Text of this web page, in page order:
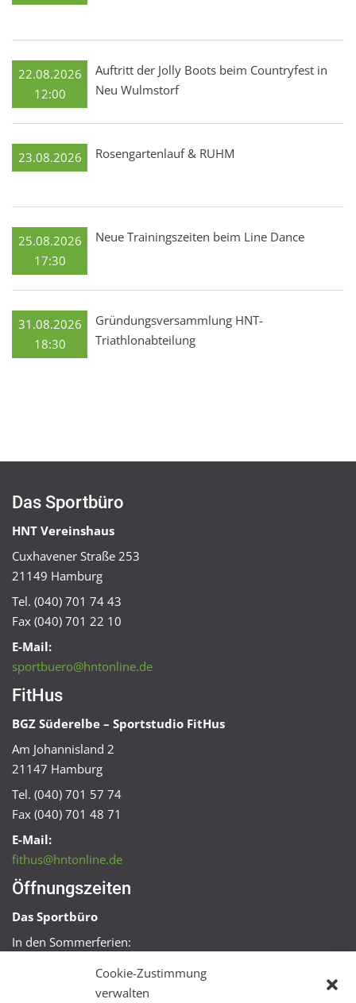
Cookie-Zustimmung
verwalten
22.08.2026
12:00
Auftritt der Jolly Boots beim Countryfest in
Neu Wulmstorf
23.08.2026 Rosengartenlauf & RUHM
25.08.2026
17:30
Neue Trainingszeiten beim Line Dance
31.08.2026
18:30
Gründungsversammlung HNT-
Triathlonabteilung
Das Sportbüro
HNT Vereinshaus
Cuxhavener Straße 253
21149 Hamburg
Tel. (040) 701 74 43
Fax (040) 701 22 10
E-Mail:
sportbuero@hntonline.de
FitHus
BGZ Süderelbe – Sportstudio FitHus
Am Johannisland 2
21147 Hamburg
Tel. (040) 701 57 74
Fax (040) 701 48 71
E-Mail:
fithus@hntonline.de
Öffnungszeiten
Das Sportbüro
In den Sommerferien:
Mo + Mi 16:00 – 18:00 Uhr